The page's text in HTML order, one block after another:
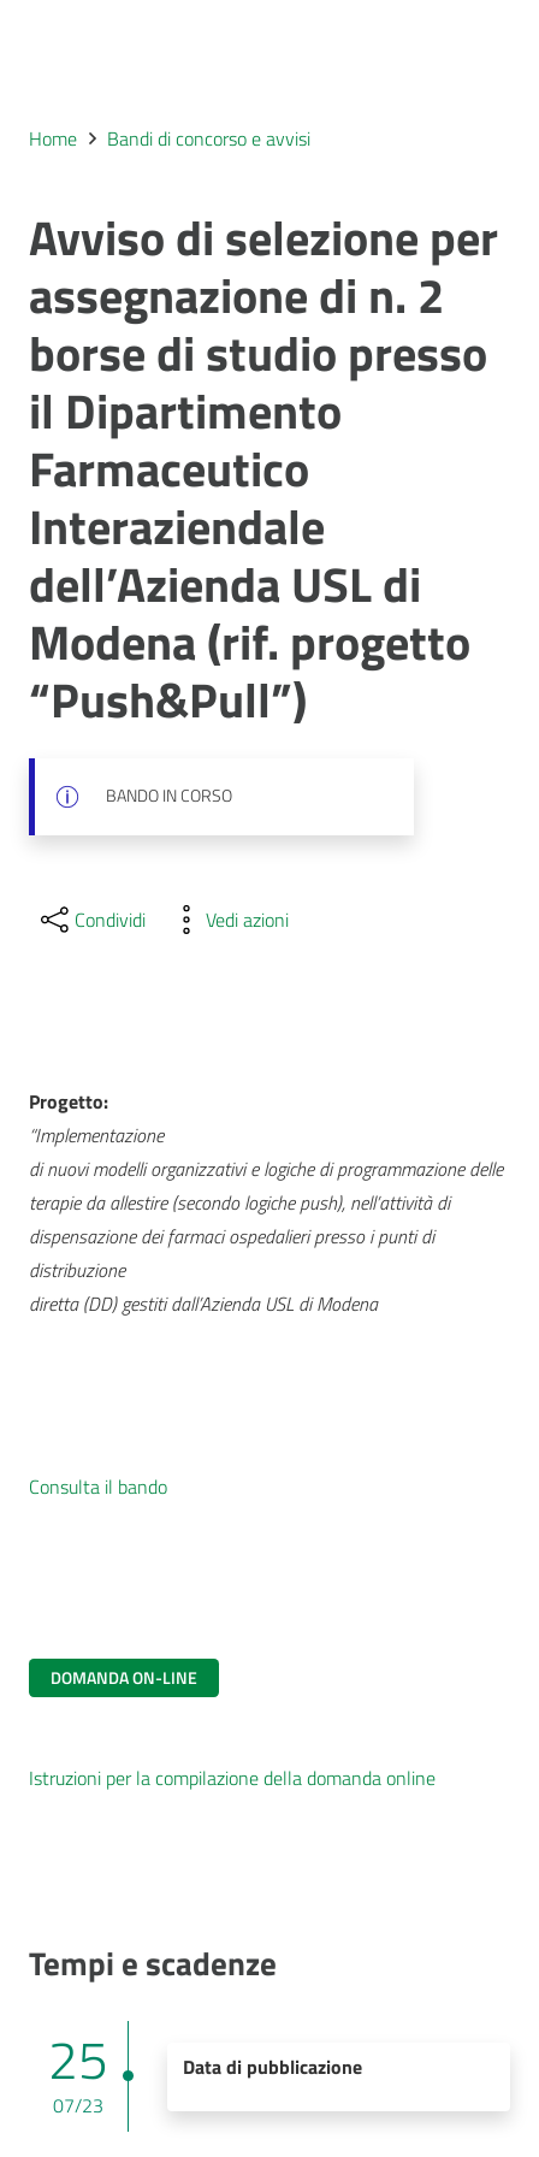
Home Bandi di concorso e avvisi
Avviso di selezione per
assegnazione di n. 2
borse di studio presso
il Dipartimento
Farmaceutico
Interaziendale
dell’Azienda USL di
Modena (rif. progetto
“Push&Pull”)
BANDO IN CORSO
Condividi Vedi azioni
Progetto:
“Implementazione
di nuovi modelli organizzativi e logiche di programmazione delle
terapie da allestire (secondo logiche push), nell’attività di
dispensazione dei farmaci ospedalieri presso i punti di
distribuzione
diretta (DD) gestiti dall’Azienda USL di Modena
Consulta il bando
DOMANDA ON-LINE
Istruzioni per la compilazione della domanda online
Tempi e scadenze
25
07/23
Data di pubblicazione